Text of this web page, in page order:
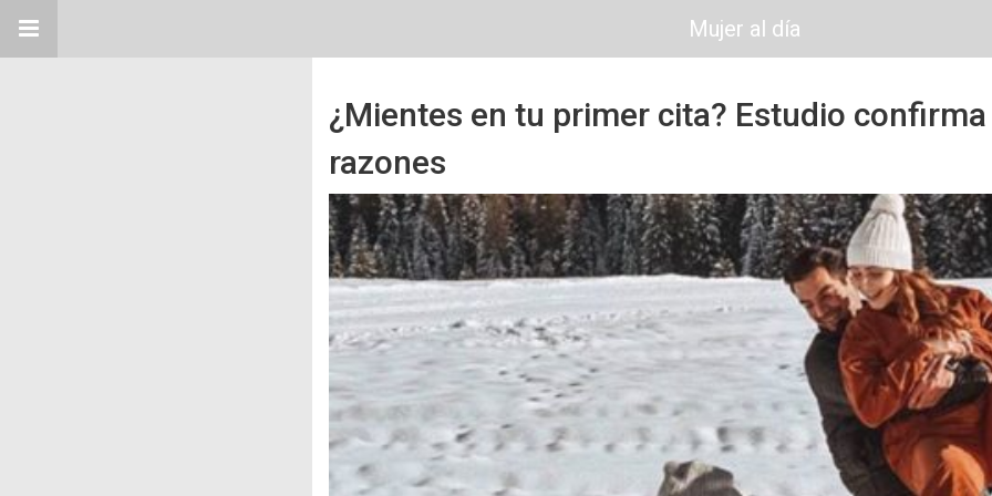
Mujer al día
¿Mientes en tu primer cita? Estudio
razones